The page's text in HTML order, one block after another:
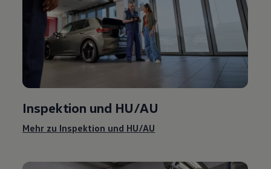
Inspektion und HU/AU
Mehr zu Inspektion und HU/AU